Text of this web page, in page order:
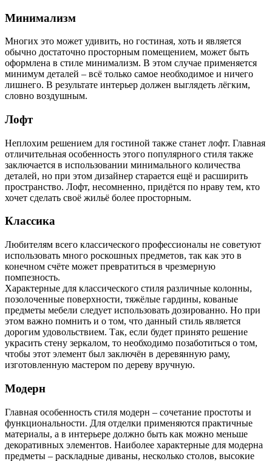
Минимализм
Многих это может удивить, но гостиная, хоть и является
обычно достаточно просторным помещением, может быть
оформлена в стиле минимализм. В этом случае применяется
минимум деталей – всё только самое необходимое и ничего
лишнего. В результате интерьер должен выглядеть лёгким,
словно воздушным.
Лофт
Неплохим решением для гостиной также станет лофт. Главная
отличительная особенность этого популярного стиля также
заключается в использовании минимального количества
деталей, но при этом дизайнер старается ещё и расширить
пространство. Лофт, несомненно, придётся по нраву тем, кто
хочет сделать своё жильё более просторным.
Классика
Любителям всего классического профессионалы не советуют
использовать много роскошных предметов, так как это в
конечном счёте может превратиться в чрезмерную
помпезность.
Характерные для классического стиля различные колонны,
позолоченные поверхности, тяжёлые гардины, кованые
предметы мебели следует использовать дозированно. Но при
этом важно помнить и о том, что данный стиль является
дорогим удовольствием. Так, если будет принято решение
украсить стену зеркалом, то необходимо позаботиться о том,
чтобы этот элемент был заключён в деревянную раму,
изготовленную мастером по дереву вручную.
Модерн
Главная особенность стиля модерн – сочетание простоты и
функциональности. Для отделки применяются практичные
материалы, а в интерьере должно быть как можно меньше
декоративных элементов. Наиболее характерные для модерна
предметы – раскладные диваны, несколько столов, высокие